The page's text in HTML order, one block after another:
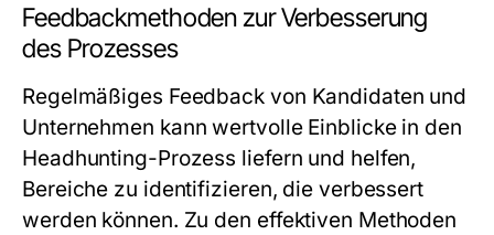
Feedbackmethoden zur Verbesserung
des Prozesses
Regelmäßiges Feedback von Kandidaten und
Unternehmen kann wertvolle Einblicke in den
Headhunting-Prozess liefern und helfen,
Bereiche zu identifizieren, die verbessert
werden können. Zu den effektiven Methoden